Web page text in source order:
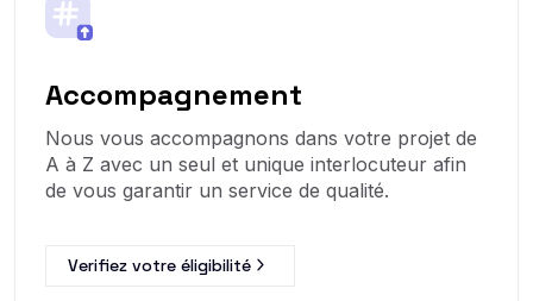
Accompagnement
Nous vous accompagnons dans votre projet de
A à Z avec un seul et unique interlocuteur afin
de vous garantir un service de qualité.
Verifiez votre éligibilité